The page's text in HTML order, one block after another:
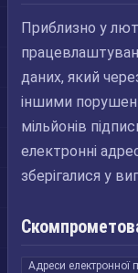
Приблизно у
даних, який
іншими
мільйонів
електронні
зберігалися у
Адреси електронної